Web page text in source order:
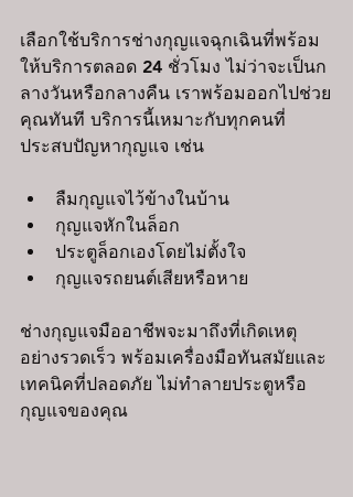
เลือกใช้บริการช่างกุญแจฉุกเฉินที่พร้อม
ให้บริการตลอด 24 ชั่วโมง ไม่ว่าจะเป็นก
ลางวันหรือกลางคืน เราพร้อมออกไปช่วย
คุณทันที บริการนี้เหมาะกับทุกคนที่
ประสบปัญหากุญแจ เช่น
ลืมกุญแจไว้ข้างในบ้าน
กุญแจหักในล็อก
ประตูล็อกเองโดยไม่ตั้งใจ
กุญแจรถยนต์เสียหรือหาย
ช่างกุญแจมืออาชีพจะมาถึงที่เกิดเหตุ
อย่างรวดเร็ว พร้อมเครื่องมือทันสมัยและ
เทคนิคที่ปลอดภัย ไม่ทำลายประตูหรือ
กุญแจของคุณ